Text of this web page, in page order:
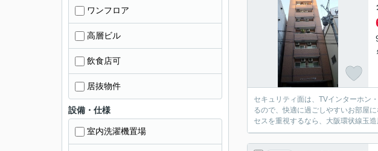
セキュリティ面は、TVインターホン
るので、快適に過ごしやすいお部屋
セスを重視するなら、大阪環状線玉
ワンフロア
高層ビル
飲食店可
居抜物件
設備・仕様
室内洗濯機置場